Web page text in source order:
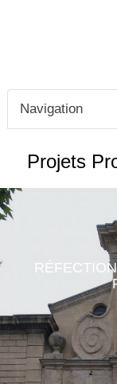
Navigation
Projets